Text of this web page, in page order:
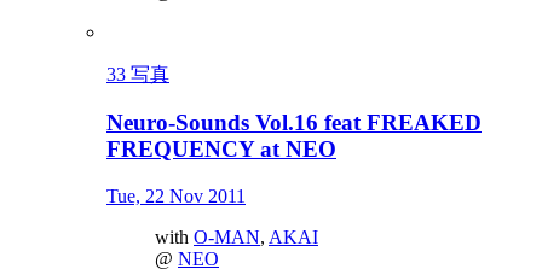
33 写真
Neuro-Sounds Vol.16 feat FREAKED
FREQUENCY at NEO
Tue, 22 Nov 2011
with O-MAN, AKAI
@ NEO